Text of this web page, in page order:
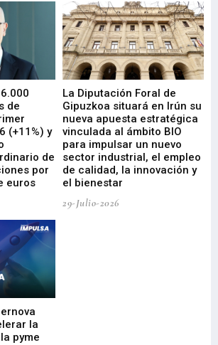
de
(+11%) y
de
por
euros
La Diputación Foral de
Gipuzkoa situará en Irún su
nueva apuesta estratégica
vinculada al ámbito BIO
para impulsar un nuevo
sector industrial, el empleo
de calidad, la innovación y
el bienestar
29-Julio-2026
la
pyme